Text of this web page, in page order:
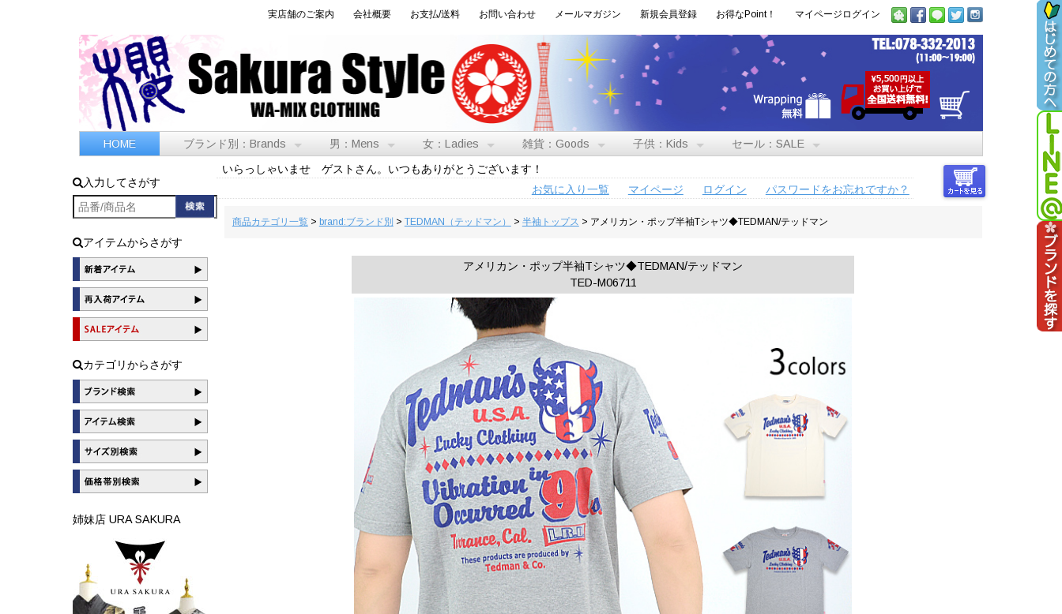
実店舗のご案内 会社概要 お支払/送料 お問い合わせ メールマガジン 新規会員登録 お得なPoint！ マイページログイン
HOME ブランド別：Brands 男：Mens 女：Ladies 雑貨：Goods 子供：Kids セール：SALE
入力してさがす
アイテムからさがす
カテゴリからさがす
姉妹店 URA SAKURA
いらっしゃいませ ゲストさん。いつもありがとうございます！
お気に入り一覧
マイページ ログイン パスワードをお忘れですか？
商品カテゴリ一覧> brand:ブランド別 > TEDMAN（テッドマン） > 半袖トップス > アメリカン・ポップ半袖Tシャツ◆TEDMAN/テッドマン
アメリカン・ポップ半袖Tシャツ◆TEDMAN/テッドマン
TED-M06711